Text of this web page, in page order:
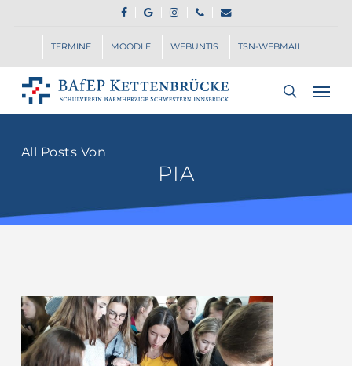
content
FACEBOOK
GOOGLE-
PLUS
INSTAGRAM
PHONEEMAIL
TERMINE MOODLE WEBUNTIS TSN-WEBMAIL
search
Menu
All Posts Von
PIA